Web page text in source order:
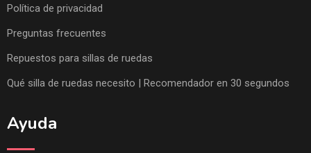
Política de privacidad
Preguntas frecuentes
Repuestos para sillas de ruedas
Qué silla de ruedas necesito | Recomendador en 30 segundos
Ayuda